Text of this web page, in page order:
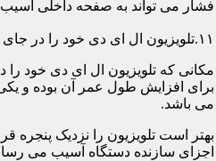
فشار می تواند به صفحه داخلی آسیب
۱۱.تلویزیون ال ای دی خود را در جای مناسب قرار دهید
مکانی که تلویزیون ال ای دی خود
برای افزایش طول عمر آن بوده و
می باشد.
بهتر است تلویزیون را نزدیک پنجره
اجزای سازنده دستگاه آسیب می